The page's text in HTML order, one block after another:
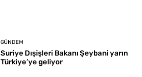
GÜNDEM
Suriye Dışişleri Bakanı Şeybani yarın
Türkiye’ye geliyor